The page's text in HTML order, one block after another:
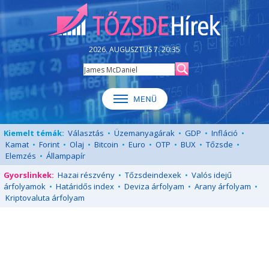
2026. AUGUSZTUS 7. 20:35
Kiemelt témák: Választás • Üzemanyagárak • GDP • Infláció •
Kamat • Forint • Olaj • Bitcoin • Euro • OTP • BUX • Tőzsde •
Elemzés • Állampapír
Gyorslinkek: Hazai részvény • Tőzsdeindexek • Valós idejű
árfolyamok • Határidős index • Deviza árfolyam • Arany árfolyam •
Kriptovaluta árfolyam